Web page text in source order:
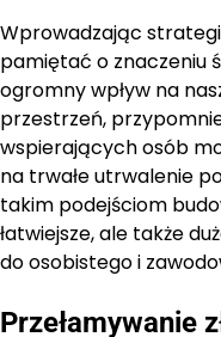
Wprowadzając
pamiętać o znaczeniu
ogromny wpływ na
przestrzeń,
wspierających osób
na trwałe utrwalenie
takim podejściom
łatwiejsze, ale także
do osobistego i
Przełamywanie